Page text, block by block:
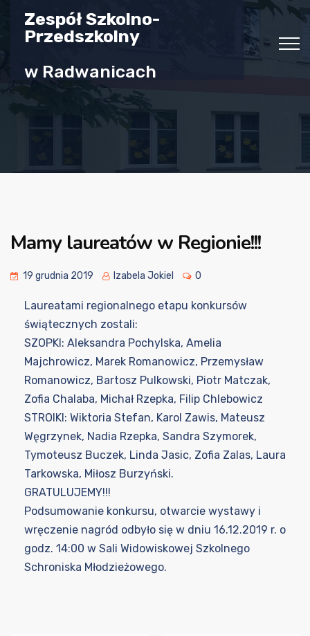
Zespół Szkolno-
Przedszkolny
w Radwanicach
Mamy laureatów w Regionie!!!
19 grudnia 2019 Izabela Jokiel 0
Laureatami regionalnego etapu konkursów
świątecznych zostali:
SZOPKI: Aleksandra Pochylska, Amelia
Majchrowicz, Marek Romanowicz, Przemysław
Romanowicz, Bartosz Pulkowski, Piotr Matczak,
Zofia Chalaba, Michał Rzepka, Filip Chlebowicz
STROIKI: Wiktoria Stefan, Karol Zawis, Mateusz
Węgrzynek, Nadia Rzepka, Sandra Szymorek,
Tymoteusz Buczek, Linda Jasic, Zofia Zalas, Laura
Tarkowska, Miłosz Burzyński.
GRATULUJEMY!!!
Podsumowanie konkursu, otwarcie wystawy i
wręczenie nagród odbyło się w dniu 16.12.2019 r. o
godz. 14:00 w Sali Widowiskowej Szkolnego
Schroniska Młodzieżowego.